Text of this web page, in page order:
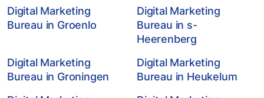
Digital Marketing
Bureau in Groenlo
Digital Marketing
Bureau in s-
Heerenberg
Digital Marketing
Bureau in Groningen
Digital Marketing
Bureau in Heukelum